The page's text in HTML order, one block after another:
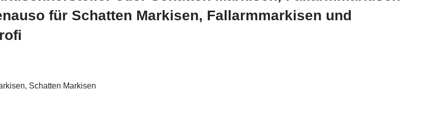
für Schatten Markisen, Fallarmmarkisen und
Schatten Markisen